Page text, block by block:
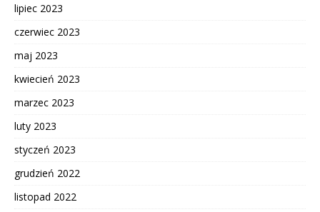
lipiec 2023
czerwiec 2023
maj 2023
kwiecień 2023
marzec 2023
luty 2023
styczeń 2023
grudzień 2022
listopad 2022